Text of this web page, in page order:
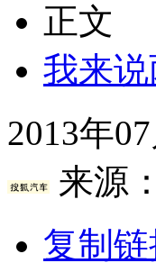
正文
我来说
2013年
来源：
复制